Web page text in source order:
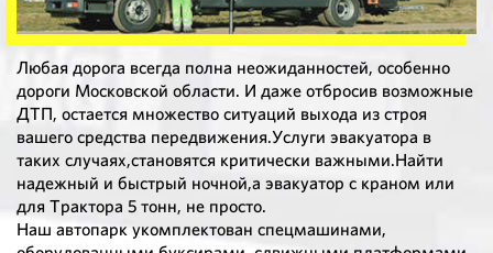
Любая дорога всегда полна неожиданностей, особенно
дороги Московской области. И даже отбросив возможные
ДТП, остается множество ситуаций выхода из строя
вашего средства передвижения.Услуги эвакуатора в
таких случаях,становятся критически важными.Найти
надежный и быстрый ночной,а эвакуатор с краном или
для Трактора 5 тонн, не просто.
Наш автопарк укомплектован спецмашинами,